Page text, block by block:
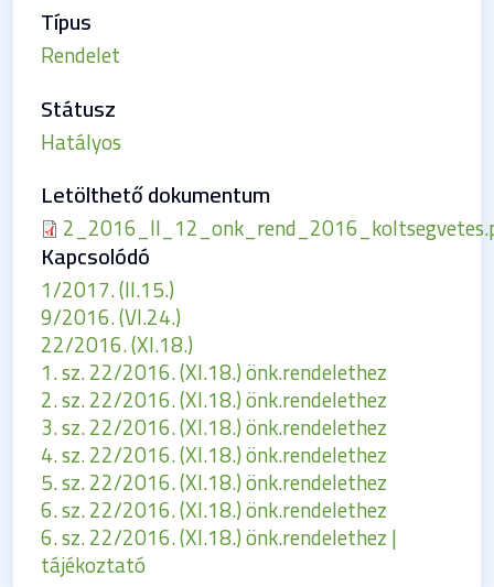
Típus
Rendelet
Státusz
Hatályos
Letölthető dokumentum
Kapcsolódó
1/2017. (II.15.)
9/2016. (VI.24.)
22/2016. (XI.18.)
1. sz. 22/2016. (XI.18.) önk.rendelethez
2. sz. 22/2016. (XI.18.) önk.rendelethez
3. sz. 22/2016. (XI.18.) önk.rendelethez
4. sz. 22/2016. (XI.18.) önk.rendelethez
5. sz. 22/2016. (XI.18.) önk.rendelethez
6. sz. 22/2016. (XI.18.) önk.rendelethez
6. sz. 22/2016. (XI.18.) önk.rendelethez |
tájékoztató